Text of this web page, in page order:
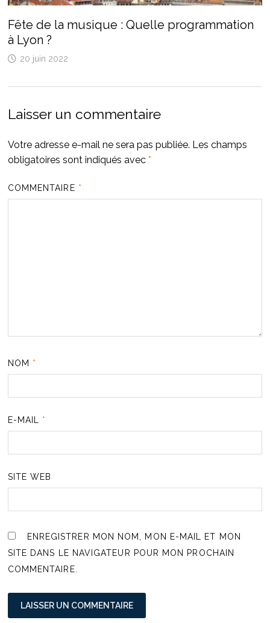
Fête de la musique : Quelle programmation
à Lyon ?
20 juin 2022
Laisser un commentaire
Votre adresse e-mail ne sera pas publiée. Les champs
obligatoires sont indiqués avec *
COMMENTAIRE *
NOM *
E-MAIL *
SITE WEB
ENREGISTRER MON NOM, MON E-MAIL ET MON
SITE DANS LE NAVIGATEUR POUR MON PROCHAIN
COMMENTAIRE.